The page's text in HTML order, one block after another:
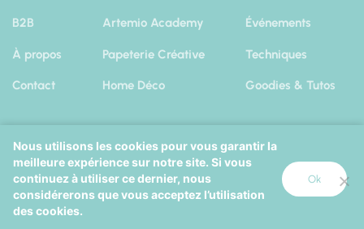
B2B
À propos
Contact
Artemio Academy
Papeterie Créative
Home Déco
Événements
Techniques
Goodies & Tutos
Artemio 2019 | Mentions Légales Cookies
Octopix + Wordpress =
Nous utilisons les cookies pour vous garantir la
meilleure expérience sur notre site. Si vous
continuez à utiliser ce dernier, nous
considérerons que vous acceptez l’utilisation
des cookies.
Ok